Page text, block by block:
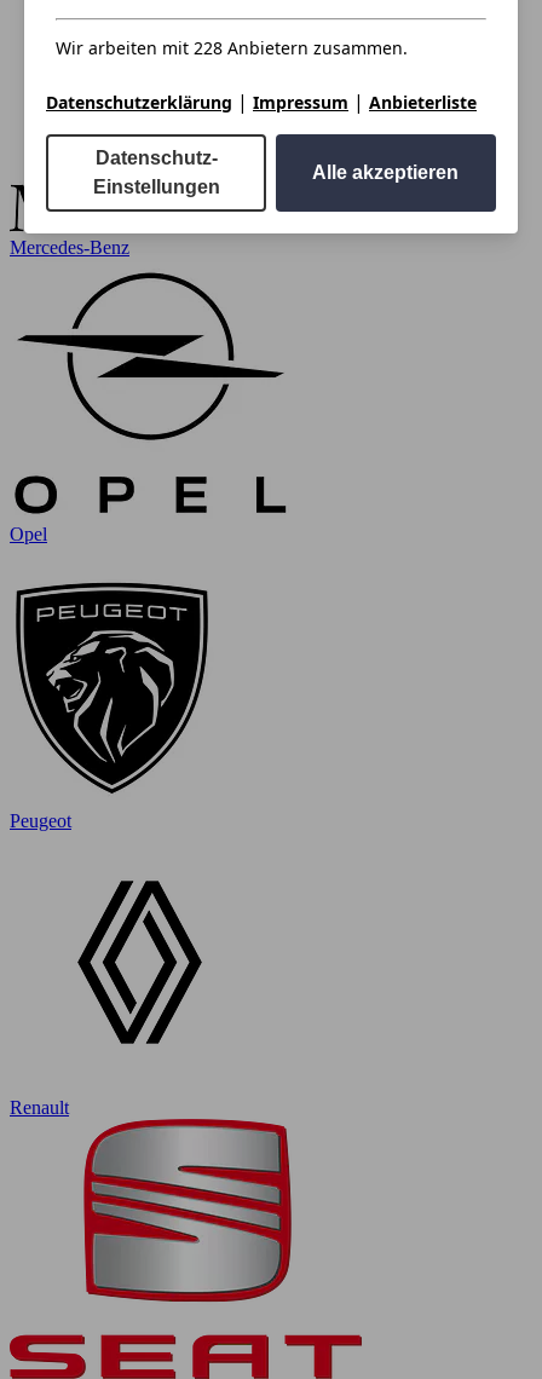
Mercedes-Benz
Opel
Peugeot
Renault
Wir arbeiten mit 228 Anbietern zusammen.
Datenschutzerklärung | Impressum | Anbieterliste
Datenschutz-
Einstellungen
Alle akzeptieren